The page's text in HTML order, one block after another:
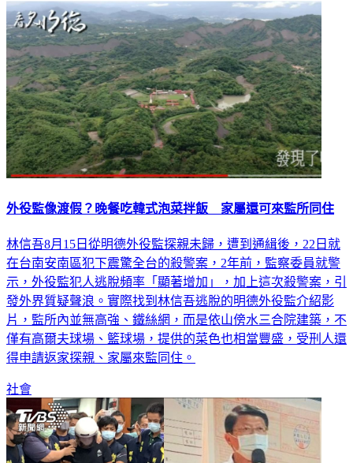
外役監像渡假？晚餐吃韓式泡菜拌飯 家屬還可來監所同住
林信吾8月15日從明德外役監探親未歸，遭到通緝後，22日就
在台南安南區犯下震驚全台的殺警案，2年前，監察委員就警
示，外役監犯人逃脫頻率「顯著增加」，加上這次殺警案，引
發外界質疑聲浪。實際找到林信吾逃脫的明德外役監介紹影
片，監所內並無高強、鐵絲網，而是依山傍水三合院建築，不
僅有高爾夫球場、籃球場，提供的菜色也相當豐盛，受刑人還
得申請返家探親、家屬來監同住。
社會